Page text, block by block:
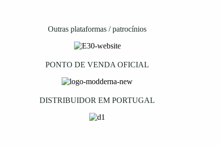
Outras plataformas / patrocínios
PONTO DE VENDA OFICIAL
DISTRIBUIDOR EM PORTUGAL